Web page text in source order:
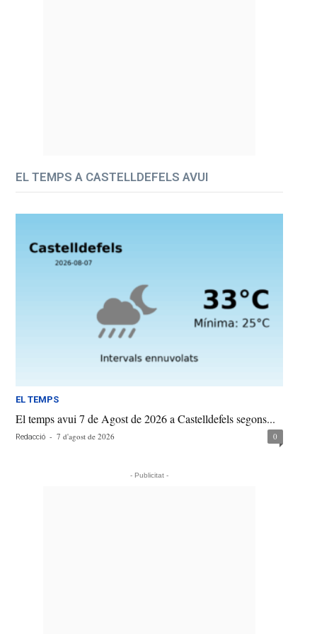
EL TEMPS A CASTELLDEFELS AVUI
EL TEMPS
El temps avui 7 de Agost de 2026 a Castelldefels segons...
Redacció - 7 d'agost de 2026 0
- Publicitat -